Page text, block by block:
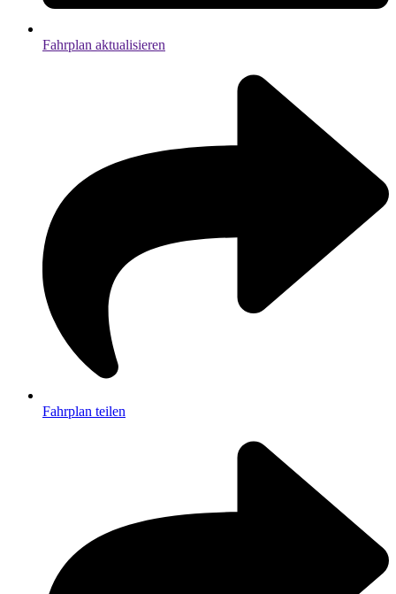
Fahrplan aktualisieren
Fahrplan teilen